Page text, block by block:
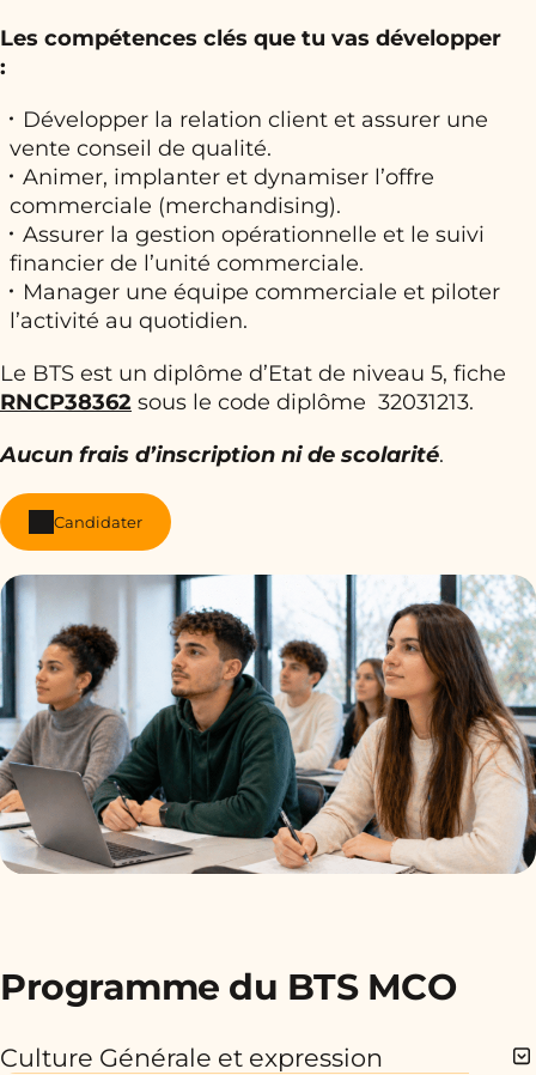
Les compétences clés que tu vas développer
:
Développer la relation client et assurer une
vente conseil de qualité.
Animer, implanter et dynamiser l’offre
commerciale (merchandising).
Assurer la gestion opérationnelle et le suivi
financier de l’unité commerciale.
Manager une équipe commerciale et piloter
l’activité au quotidien.
Le BTS est un diplôme d’Etat de niveau 5, fiche
RNCP38362 sous le code diplôme 32031213.
Aucun frais d’inscription ni de scolarité.
Candidater
Programme du BTS MCO
Culture Générale et expression